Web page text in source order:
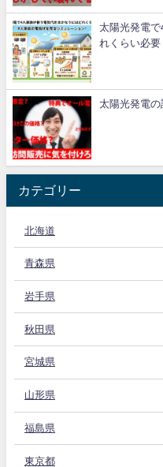
太陽光発電
れくらい必要
太陽光発電
カテゴリー
北海道
青森県
岩手県
秋田県
宮城県
山形県
福島県
東京都